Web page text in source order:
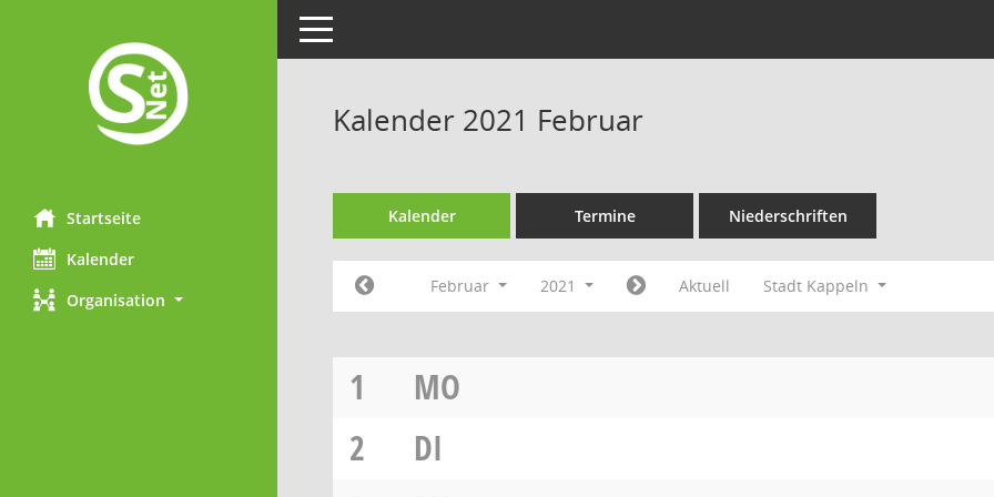
Startseite
Kalender
Organisation
Toggle navigation
Kalender 2021 Februar
Kalender Termine Niederschriften
Februar 2021 Aktuell Stadt Kappeln
1
MO
2
DI